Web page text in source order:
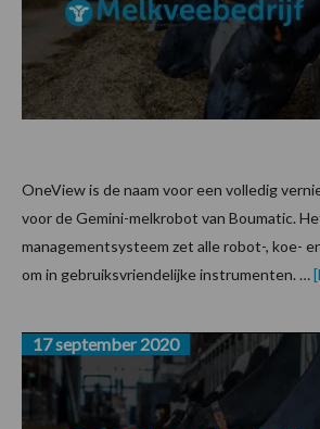
OneView is de naam voor een volledig
voor de Gemini-melkrobot van Boumatic.
managementsysteem zet alle robot-, koe-
om in gebruiksvriendelijke instrumenten. …
17 september 2020